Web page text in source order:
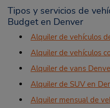
Tipos y servicios de
Budget en Denver
Alquiler de vehículos
Alquiler de vehículos
Alquiler de vans
Alquiler de SUV en
Alquiler mensual de